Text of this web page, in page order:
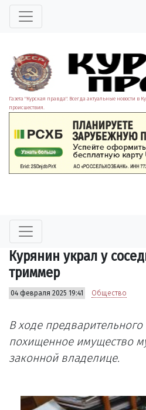
Газета "Курская правда". Всегда актуальные новости в
происшествия.
Курянин украл у
триммер
04 февраля 2025 19:41 Общество
В ходе предварительного
похищенное имущество
законной владелице.